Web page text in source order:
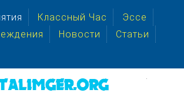
Классный Час
Эссе
Новости
Статьи
.